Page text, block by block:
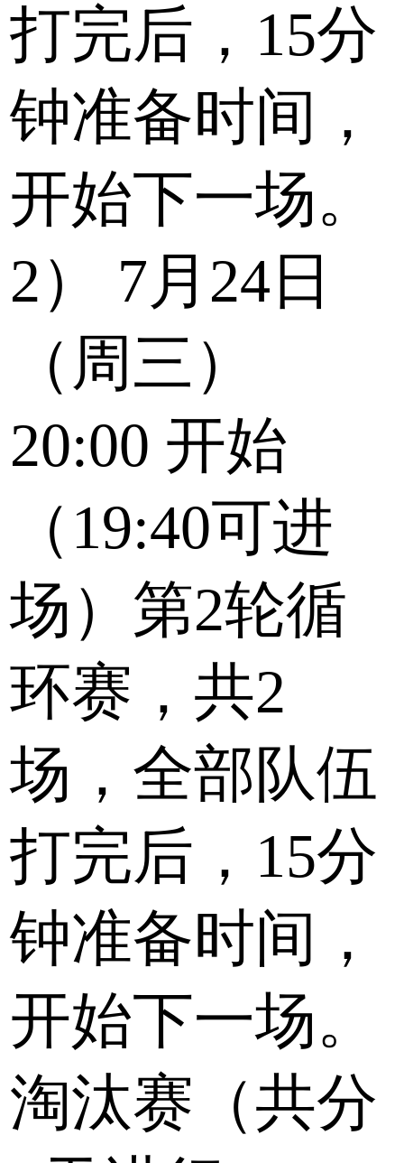
打完后，15分
钟准备时间，
开始下一场。
2） 7月24日
（周三）
20:00 开始
（19:40可进
场）第2轮循
环赛，共2
场，全部队伍
打完后，15分
钟准备时间，
开始下一场。
淘汰赛（共分